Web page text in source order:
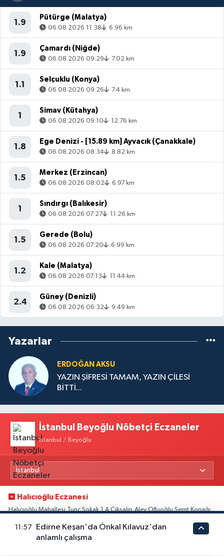
1.9
Pütürge (Malatya)
06.08.2026 11:38 6.96 km
1.9
Çamardı (Niğde)
06.08.2026 09:29 7.02 km
1.1
Selçuklu (Konya)
06.08.2026 09:26 7.4 km
1
Simav (Kütahya)
06.08.2026 09:10 12.76 km
1.8
Ege Denizi - [15.89 km] Ayvacık (Çanakkale)
06.08.2026 08:34 8.82 km
1.5
Merkez (Erzincan)
06.08.2026 08:02 6.97 km
1
Sındırgı (Balıkesir)
06.08.2026 07:27 11.26 km
1.5
Gerede (Bolu)
06.08.2026 07:20 6.99 km
1.2
Kale (Malatya)
06.08.2026 07:13 11.44 km
2.4
Güney (Denizli)
06.08.2026 06:32 9.49 km
Yazarlar
ERDOĞAN AKSU
YAZIN ŞİFRESİ TAMAM, YAZIN ÇİLESİ
BİTTİ...
İstanbul Beyoğlu Nöbetçi Eczaneler
İstanbul / Beyoğlu
Halıcıoğlu Eczanesi
Halıcıoğlu Mahallesi Tunç Sokak 1 A Çıksalın,Alev Ofluoğlu Semt Konağı
0 (212) 369 45 49
11:57
Edirne Keşan'da Önkal Kılavuz'dan
anlamlı çalışma